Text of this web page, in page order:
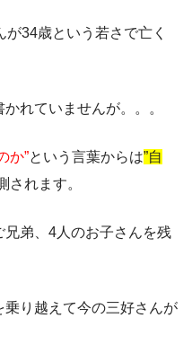
34歳という若さで亡く
れていませんが。。。
か”という言葉からは”自
されます。
弟、4人のお子さんを残
り越えて今の三好さんが